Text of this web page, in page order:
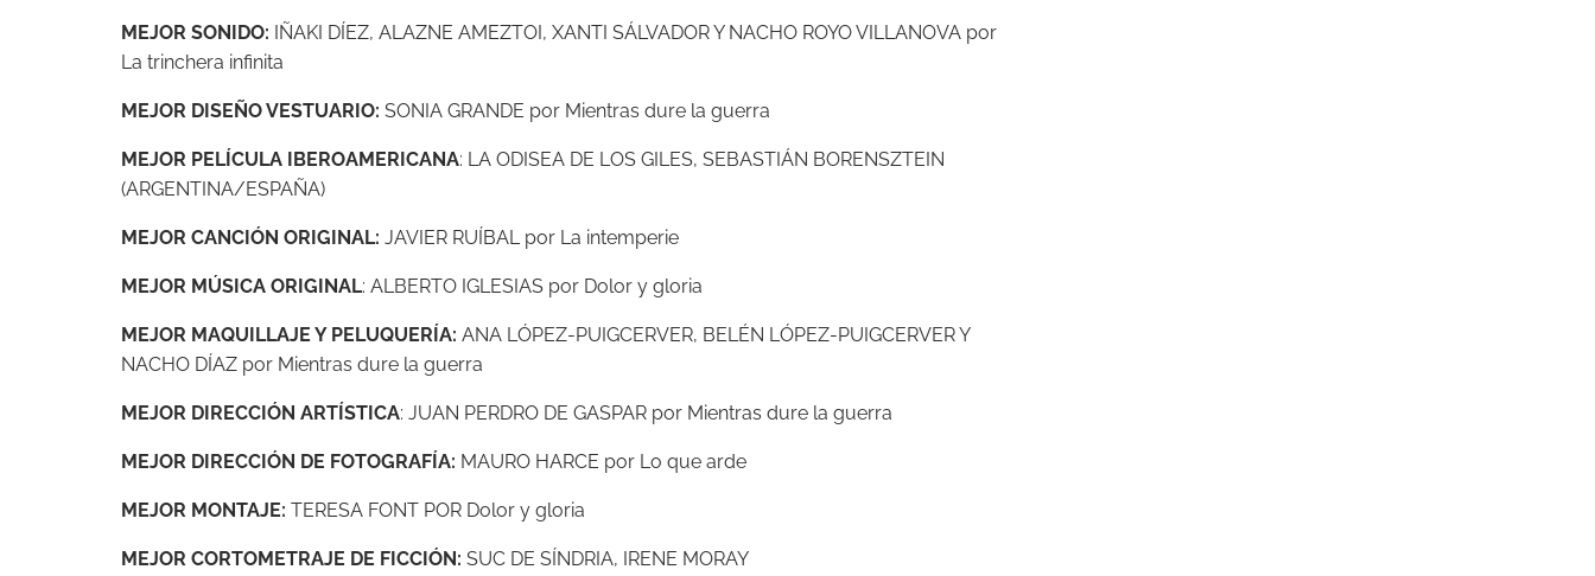
MEJOR SONIDO: IÑAKI DÍEZ, ALAZNE AMEZTOI, XANTI SÁLVADOR Y NACHO ROYO VILLANOVA por
La trinchera infinita
MEJOR DISEÑO VESTUARIO: SONIA GRANDE por Mientras dure la guerra
MEJOR PELÍCULA IBEROAMERICANA: LA ODISEA DE LOS GILES, SEBASTIÁN BORENSZTEIN
(ARGENTINA/ESPAÑA)
MEJOR CANCIÓN ORIGINAL: JAVIER RUÍBAL por La intemperie
MEJOR MÚSICA ORIGINAL: ALBERTO IGLESIAS por Dolor y gloria
MEJOR MAQUILLAJE Y PELUQUERÍA: ANA LÓPEZ-PUIGCERVER, BELÉN LÓPEZ-PUIGCERVER Y
NACHO DÍAZ por Mientras dure la guerra
MEJOR DIRECCIÓN ARTÍSTICA: JUAN PERDRO DE GASPAR por Mientras dure la guerra
MEJOR DIRECCIÓN DE FOTOGRAFÍA: MAURO HARCE por Lo que arde
MEJOR MONTAJE: TERESA FONT POR Dolor y gloria
MEJOR CORTOMETRAJE DE FICCIÓN: SUC DE SÍNDRIA, IRENE MORAY